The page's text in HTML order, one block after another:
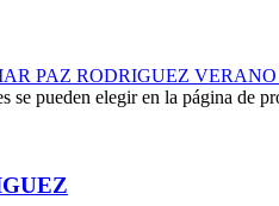
se pueden elegir en la página de